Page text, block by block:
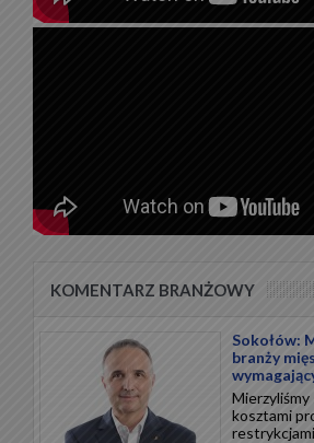
KOMENTARZ BRANŻOWY
Sokołów:
branży
Mierzyliśmy
kosztami